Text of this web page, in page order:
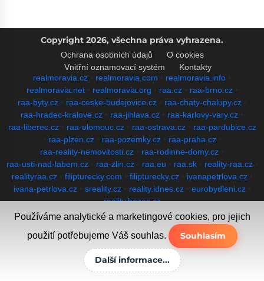
Copyright 2026, všechna práva vyhrazena.
Ochrana osobních údajů
O cookies
Vnitřní oznamovací systém
Kontakty
realmoravia.cz • realmoravia.com • realmoravia.info •
realmoravia.net• realmoravia.org • raa.cz• raa-brno.cz•
raa-byty.cz• raa-ceske-budejovice.cz• raa-chaty-chalupy.cz•
raa-hradec-kralove.cz • raa-jihlava.cz • raa-karlovy-vary.cz •
raa-liberec.cz• raa-olomouc.cz• raa-ostrava.cz• raa-pardubice.cz
• raa-plzen.cz• raa-pozemky.cz• raa-praha.cz•
raa-reality-nemovitosti.cz • raa-rodinne-domy.cz •
raa-usti-nad-labem.cz• raa-zlin.cz• raa.eu • raa.sk• reality-raa.cz•
realityraa.cz• filipturecky.com • filipturecky.cz• ivanapetrlova.cz•
ivana-petrlova.cz• sreality.cz• reality.idnes.cz• eurobydleni.cz•
reality.bazos.cz
Používáme analytické a marketingové cookies, pro jejich
použití potřebujeme Váš souhlas.
Souhlasím
Další informace...